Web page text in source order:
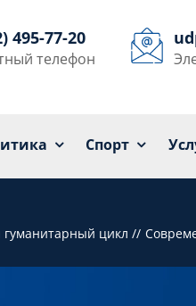
495-77-20
телефон
Спорт
Образование Наука
цикл